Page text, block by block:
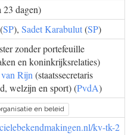
23 dagen)
(SP), Sadet Karabulut(SP)
zonder portefeuille
en koninkrijksrelaties)
Rijn (staatssecretaris
welzijn en sport) (PvdA)
en beleid
kv-tk-2